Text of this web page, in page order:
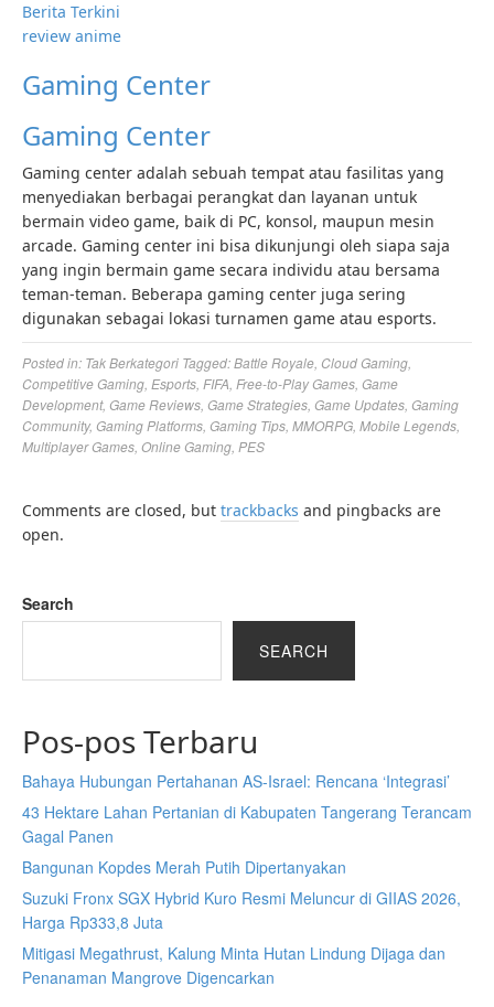
Berita Terkini
review anime
Gaming Center
Gaming Center
Gaming center adalah sebuah tempat atau fasilitas yang
menyediakan berbagai perangkat dan layanan untuk
bermain video game, baik di PC, konsol, maupun mesin
arcade. Gaming center ini bisa dikunjungi oleh siapa saja
yang ingin bermain game secara individu atau bersama
teman-teman. Beberapa gaming center juga sering
digunakan sebagai lokasi turnamen game atau esports.
Posted in: Tak Berkategori Tagged:Battle Royale Cloud Gaming
Competitive Gaming Esports FIFA Free-to-Play Games Game
Development, Game Reviews Game Strategies Game Updates Gaming
Community, Gaming Platforms Gaming Tips MMORPG Mobile Legends
Multiplayer Games Online Gaming PES
Comments are closed, but trackbacks and pingbacks are
open.
Search
SEARCH
Pos-pos Terbaru
Bahaya Hubungan Pertahanan AS-Israel: Rencana ‘Integrasi’
43 Hektare Lahan Pertanian di Kabupaten Tangerang Terancam
Gagal Panen
Bangunan Kopdes Merah Putih Dipertanyakan
Suzuki Fronx SGX Hybrid Kuro Resmi Meluncur di GIIAS 2026,
Harga Rp333,8 Juta
Mitigasi Megathrust, Kalung Minta Hutan Lindung Dijaga dan
Penanaman Mangrove Digencarkan